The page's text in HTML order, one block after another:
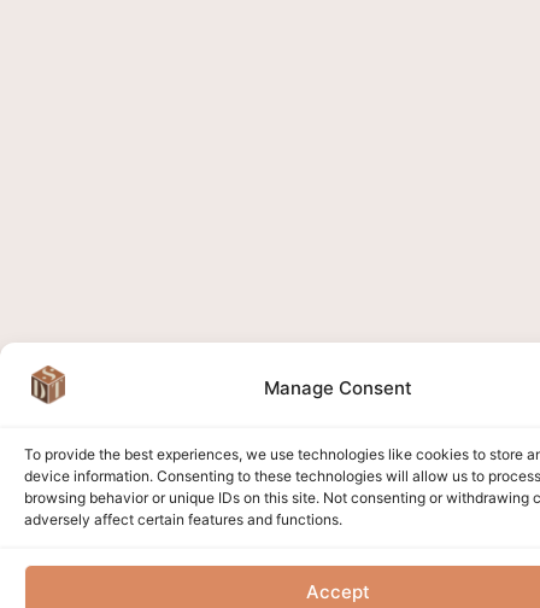
Manage Consent
To provide the best experiences, we use technologies like cookies to store
device information. Consenting to these technologies will allow us to
browsing behavior or unique IDs on this site. Not consenting or withdrawing
adversely affect certain features and functions.
Accept